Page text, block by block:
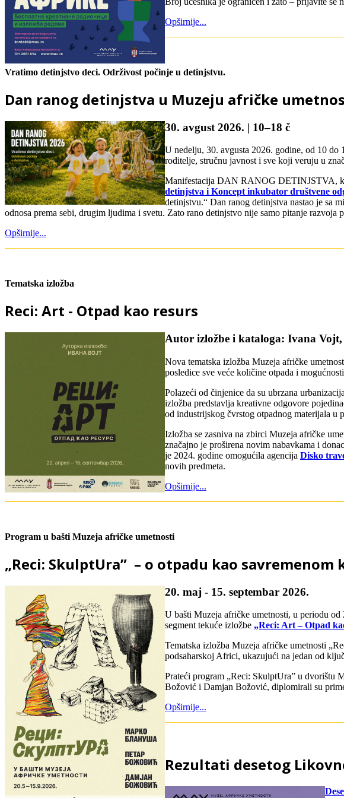
Opširnije...
Vratimo detinjstvo deci. Održivost počinje u detinjstvu.
Dan ranog detinjstva u Muzeju afričke
30. avgust 2026. | 10–18 č
U nedelju, 30. avgusta 2026. godine, od 10 do
roditelje, stručnu javnost i sve koji veruju u
Manifestacija DAN RANOG DETINJSTVA,
detinjstva i Koncept inkubator društvene
detinjstvu.“ Dan ranog detinjstva nastao je sa
odnosa prema sebi, drugim ljudima i svetu. Zato rano detinjstvo nije samo pitanje
Opširnije...
Tematska izložba
Reci: Art - Otpad kao resurs
Autor izložbe i kataloga: Ivana
Nova tematska izložba Muzeja afričke
posledice sve veće količine otpada i
Polazeći od činjenice da su ubrzana
izložba predstavlja kreativne odgovore
od industrijskog čvrstog otpadnog materijala
Izložba se zasniva na zbirci Muzeja afričke
značajno je proširena novim nabavkama i
je 2024. godine omogućila agencija Disko
novih predmeta.
Opširnije...
Program u bašti Muzeja afričke umetnosti
„Reci: SkulptUra” – o otpadu kao
20. maj - 15. septembar 2026.
U bašti Muzeja afričke umetnosti, u periodu
segment tekuće izložbe „Reci: Art – Otpad
Tematska izložba Muzeja afričke umetnosti
podsaharskoj Africi, ukazujući na jedan od
Prateći program „Reci: SkulptUra” u dvorištu
Božović i Damjan Božović, diplomirali su
Opširnije...
Rezultati desetog